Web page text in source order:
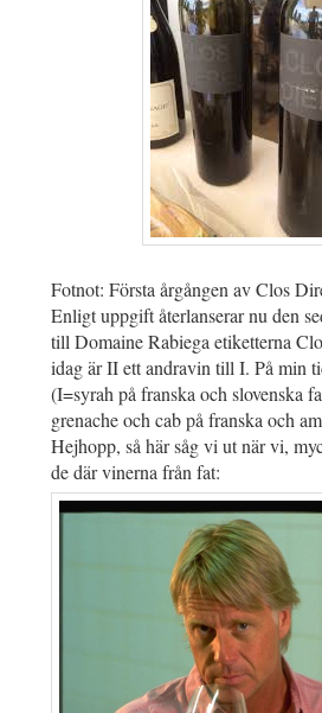
Fotnot: Första årgången av Clos
Enligt uppgift återlanserar nu den
till Domaine Rabiega etiketterna
idag är II ett andravin till I. På min
(I=syrah på franska och slovenska
grenache och cab på franska och
Hejhopp, så här såg vi ut när vi,
de där vinerna från fat: